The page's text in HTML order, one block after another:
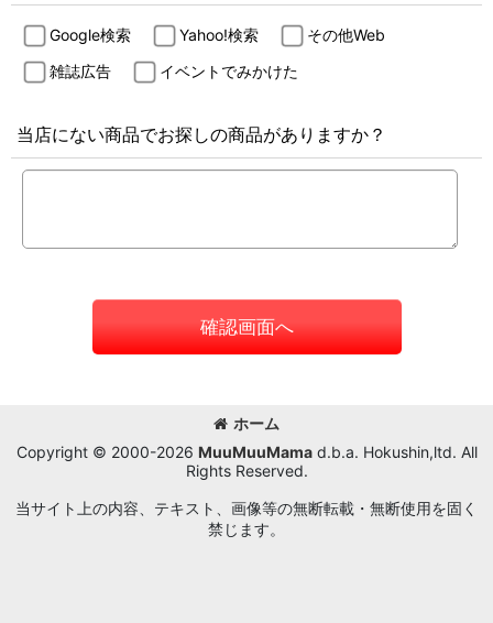
Google検索 Yahoo!検索
その他Web
雑誌広告
イベントでみかけた
当店にない商品でお探しの商品がありますか？
確認画面へ
ホーム
Copyright © 2000-2026 MuuMuuMamad.b.a. Hokushin,ltd. All
Rights Reserved.
当サイト上の内容、テキスト、画像等の無断転載・無断使用を固く
禁じます。